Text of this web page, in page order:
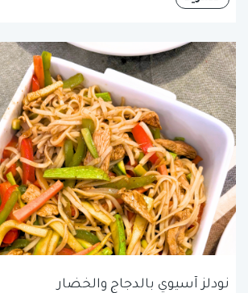
نودلز آسيوي بالدجاج والخضار